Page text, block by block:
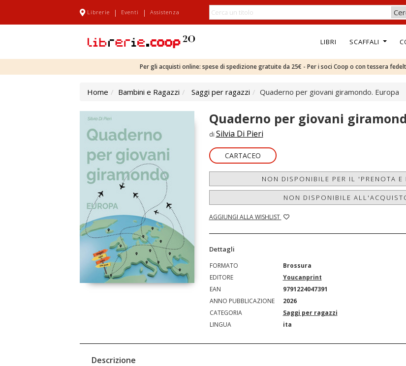
Librerie | Eventi | Assistenza
LIBRI SCAFFALI
Per gli acquisti online: spese di spedizione gratuite da 25€ - Per i soci Coop o con tessera
Home Bambini e Ragazzi Saggi per ragazzi Quaderno per giovani giramondo. Europa
Quaderno per giovani
di Silvia Di Pieri
CARTACEO
NON DISPONIBILE PER IL 'PRENOTA E
NON DISPONIBILE
AGGIUNGI ALLA WISHLIST
Dettagli
FORMATO
Brossura
EDITORE
Youcanprint
EAN
9791224047391
ANNO PUBBLICAZIONE
2026
CATEGORIA
Saggi per ragazzi
LINGUA
ita
Descrizione